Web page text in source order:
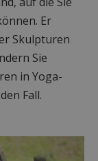
Er
Skulpturen
Sie
in Yoga-
Fall.